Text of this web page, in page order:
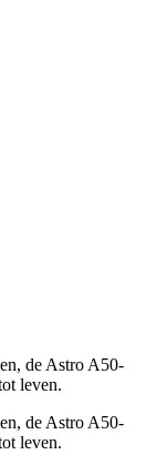
de Astro A50-
leven.
de Astro A50-
leven.